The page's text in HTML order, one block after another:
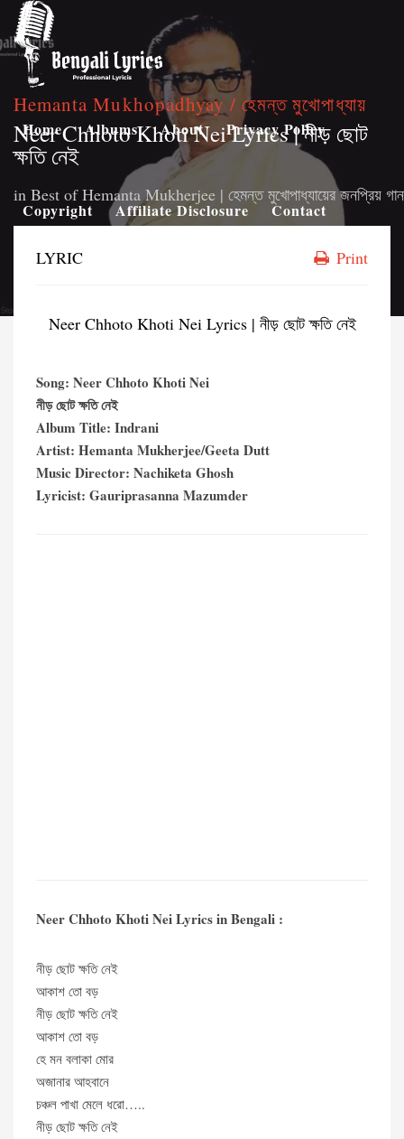
Home Albums About Privacy Policy
Copyright Affiliate Disclosure Contact
Hemanta Mukhopadhyay / হেমন্ত মুখোপাধ্যায়
Neer Chhoto Khoti Nei Lyrics | নীড় ছোট
ক্ষতি নেই
in Best of Hemanta Mukherjee | হেমন্ত মুখোপাধ্যায়ের জনপ্রিয় গান
LYRIC Print
Neer Chhoto Khoti Nei Lyrics | নীড় ছোট ক্ষতি নেই
Song: Neer Chhoto Khoti Nei
নীড় ছোট ক্ষতি নেই
Album Title: Indrani
Artist: Hemanta Mukherjee/Geeta Dutt
Music Director: Nachiketa Ghosh
Lyricist: Gauriprasanna Mazumder
Neer Chhoto Khoti Nei Lyrics in Bengali :
নীড় ছোট ক্ষতি নেই
আকাশ তো বড়
নীড় ছোট ক্ষতি নেই
আকাশ তো বড়
হে মন বলাকা মোর
অজানার আহবানে
চঞ্চল পাখা মেলে ধরো…..
নীড় ছোট ক্ষতি নেই